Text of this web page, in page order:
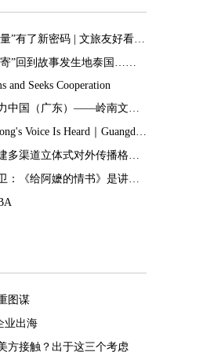
“亮到九点”获高赞，广东文旅“留量”有了新密码 | 文旅友好看广东②
寄”回到故事发生地泰国……
and Seeks Cooperation
驻萨摩亚大使费明星出席2026魅力中国（广东）——岭南文化南太行萨摩亚站活动
Where the Sun Rises First, Guangdong's Voice Is Heard｜Guangdong media, Samoa MCIT sign deal to bring Canton Today to TV9
广东国际传播工作会议召开，构建多渠道立体式对外传播格局引热议
中国驻泰王国特命全权大使张建卫：《给阿嬷的情书》是讲好中国故事的好抓手
图谋
业出海
方接触？出于这三个考虑